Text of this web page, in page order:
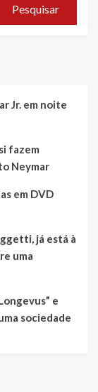
Pesquisar
Jr. em noite
fazem
Neymar
em DVD
já está à
uma
e
sociedade